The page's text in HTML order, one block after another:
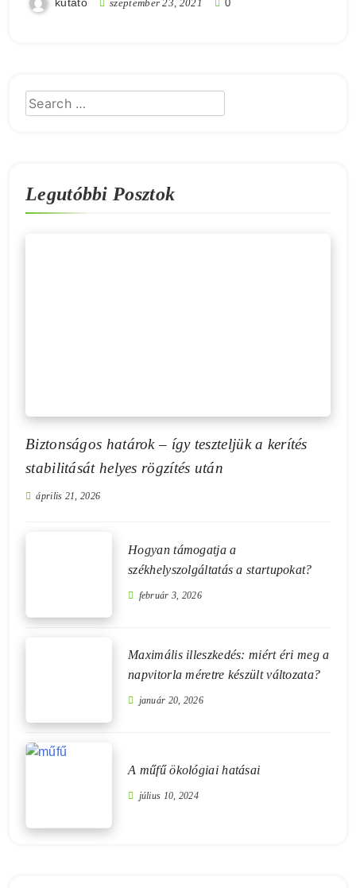
szeptember 23, 2021 0
Legutóbbi Posztok
Biztonságos határok – így teszteljük a kerítés
stabilitását helyes rögzítés után
április 21, 2026
Hogyan támogatja a
székhelyszolgáltatás a startupokat?
február 3, 2026
Maximális illeszkedés: miért éri meg a
napvitorla méretre készült változata?
január 20, 2026
A műfű ökológiai hatásai
július 10, 2024